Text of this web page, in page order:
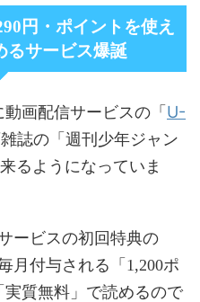
円・ポイントを使え
るサービス爆誕
画配信サービスの「 U-
誌の「週刊少年ジャン
るようになっていま
ービスの初回特典の
月付与される「1,200ポ
質無料」で読めるので